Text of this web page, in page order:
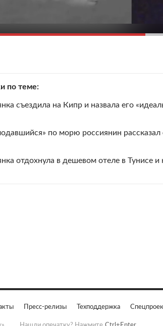
по теме
съездила на Кипр и назвала его
по морю россиянин
отдохнула в дешевом отеле в Тунисе
Пресс-релизы Техподдержка